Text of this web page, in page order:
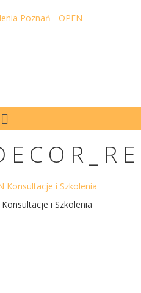
i Szkolenia